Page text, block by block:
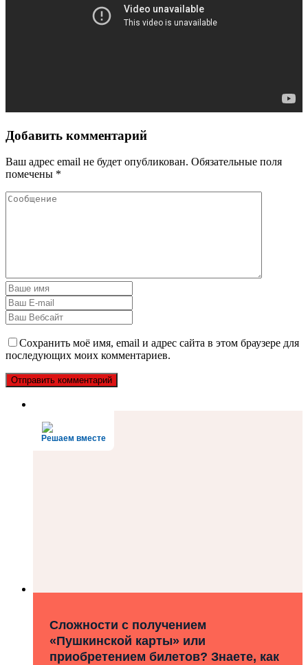
Добавить комментарий
Ваш адрес email не будет опубликован. Обязательные поля
помечены *
Сохранить моё имя, email и адрес сайта в этом браузере для
последующих моих комментариев.
Решаем вместе
Сложности с получением
«Пушкинской карты» или
приобретением билетов? Знаете, как